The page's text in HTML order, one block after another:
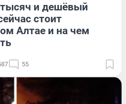
и дешёвый
стоит
Алтае и на чем
55